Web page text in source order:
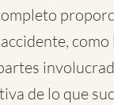
como
de lo que